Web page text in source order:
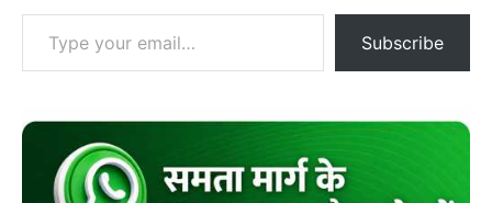
Type your email…
Subscribe